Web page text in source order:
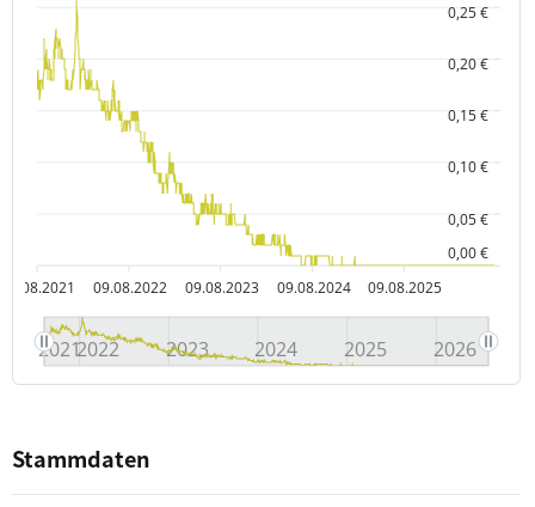
09.08.2021 09.08.2022 09.08.2023 09.08.2024 09.08.2025
0,00 €
0,05 €
0,10 €
0,15 €
0,20 €
0,25 €
20212022 2023 2024 2025 2026
Stammdaten